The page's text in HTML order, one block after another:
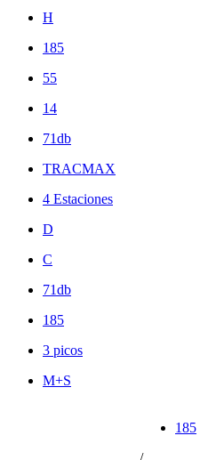
H
185
55
14
71db
TRACMAX
4 Estaciones
D
C
71db
185
3 picos
M+S
185